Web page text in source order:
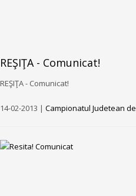
REŞIŢA - Comunicat!
REŞIŢA - Comunicat!
14-02-2013 | Campionatul Judetean